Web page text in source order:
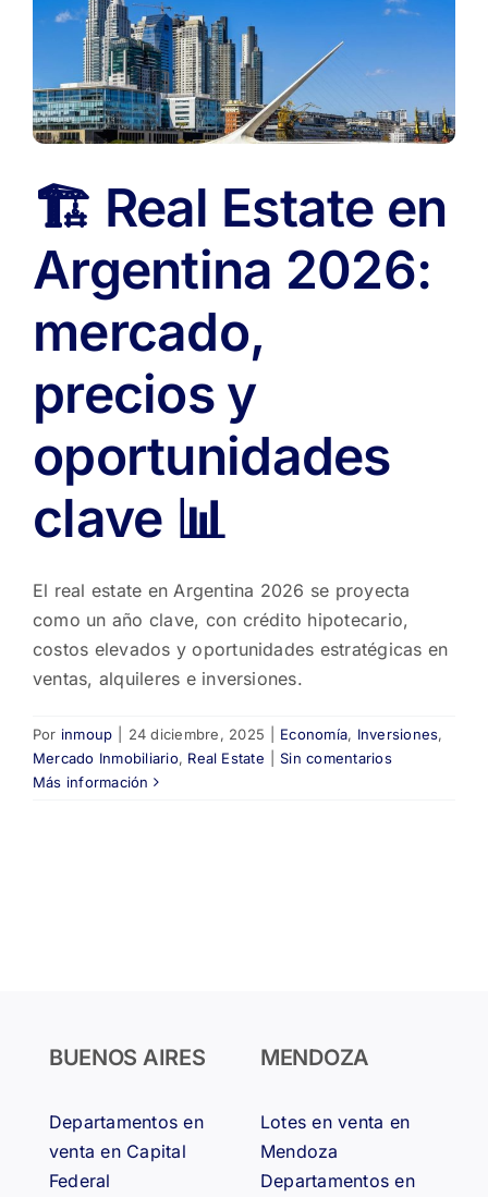
🏗️ Real Estate en
Argentina 2026:
mercado,
precios y
oportunidades
clave 📊
El real estate en Argentina 2026 se proyecta
como un año clave, con crédito hipotecario,
costos elevados y oportunidades estratégicas en
ventas, alquileres e inversiones.
Por inmoup 24 diciembre, 2025 Economía, Inversiones,
Mercado Inmobiliario, Real Estate
Sin comentarios
Más información
BUENOS AIRES
Departamentos en
venta en Capital
Federal
MENDOZA
Lotes en venta en
Mendoza
Departamentos en